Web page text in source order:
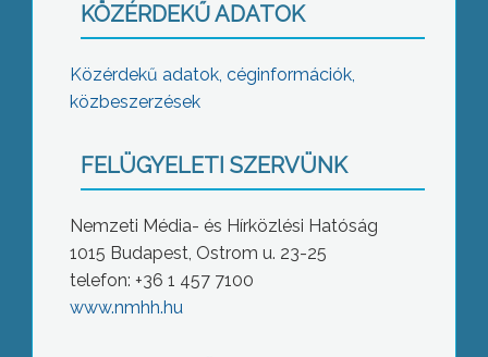
KÖZÉRDEKŰ ADATOK
Közérdekű adatok, céginformációk,
közbeszerzések
FELÜGYELETI SZERVÜNK
Nemzeti Média- és Hírközlési Hatóság
1015 Budapest, Ostrom u. 23-25
telefon: +36 1 457 7100
www.nmhh.hu